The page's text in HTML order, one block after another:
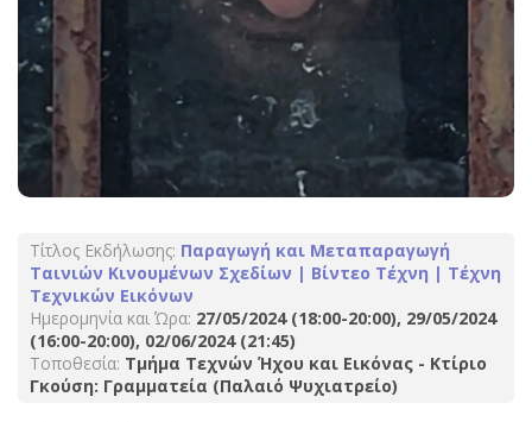
Τίτλος Εκδήλωσης: Παραγωγή και Μεταπαραγωγή
Ταινιών Κινουμένων Σχεδίων | Βίντεο Τέχνη | Τέχνη
Τεχνικών Εικόνων
Ημερομηνία και Ώρα: 27/05/2024 (18:00-20:00), 29/05/2024
(16:00-20:00), 02/06/2024 (21:45)
Τοποθεσία: Τμήμα Τεχνών Ήχου και Εικόνας - Κτίριο
Γκούση: Γραμματεία (Παλαιό Ψυχιατρείο)